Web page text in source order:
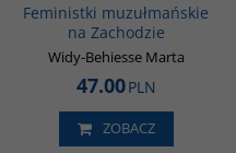
Feministki muzułmańskie
na Zachodzie
Widy-Behiesse Marta
47.00PLN
ZOBACZ